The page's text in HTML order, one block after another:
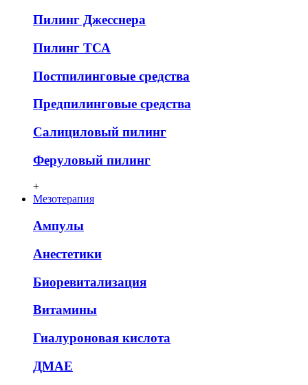
Пилинг Джесснера
Пилинг ТСА
Постпилинговые средства
Предпилинговые средства
Салициловый пилинг
Феруловый пилинг
+
Мезотерапия
Ампулы
Анестетики
Биоревитализация
Витамины
Гиалуроновая кислота
ДМАЕ